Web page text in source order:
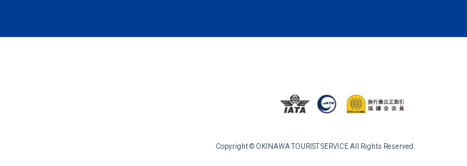
Copyright © OKINAWA TOURIST SERVICE All Rights Reserved.